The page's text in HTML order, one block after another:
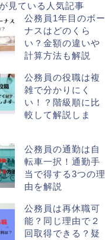
見ている人気記事
公務員1年目のボー
ナスはどのくら
い？金額の違いや
計算方法も解説
公務員の役職は複
雑で分かりにく
い！？階級順に比
較して解説しま
公務員の通勤は自
転車一択！通勤手
当で得する3つの理
由を解説
公務員は再休職可
能？同じ理由で２
回取得できる？疑